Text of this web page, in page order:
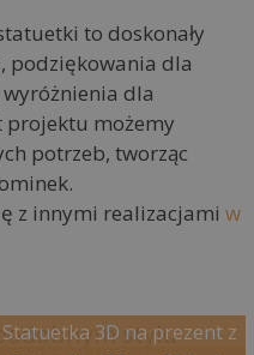
to doskonały
podziękowania dla
dla
projektu możemy
potrzeb, tworząc
z innymi realizacjami w
stylu
Statuetka 3D na prezent z